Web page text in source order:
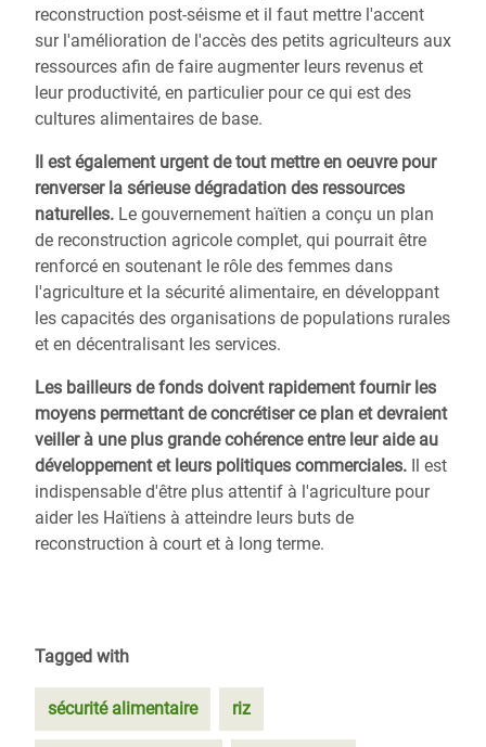
reconstruction post-séisme et il faut mettre l'accent
sur l'amélioration de l'accès des petits agriculteurs aux
ressources afin de faire augmenter leurs revenus et
leur productivité, en particulier pour ce qui est des
cultures alimentaires de base.
Il est également urgent de tout mettre en oeuvre pour
renverser la sérieuse dégradation des ressources
naturelles. Le gouvernement haïtien a conçu un plan
de reconstruction agricole complet, qui pourrait être
renforcé en soutenant le rôle des femmes dans
l'agriculture et la sécurité alimentaire, en développant
les capacités des organisations de populations rurales
et en décentralisant les services.
Les bailleurs de fonds doivent rapidement fournir les
moyens permettant de concrétiser ce plan et devraient
veiller à une plus grande cohérence entre leur aide au
développement et leurs politiques commerciales. Il est
indispensable d'être plus attentif à l'agriculture pour
aider les Haïtiens à atteindre leurs buts de
reconstruction à court et à long terme.
Tagged with
sécurité alimentaire riz